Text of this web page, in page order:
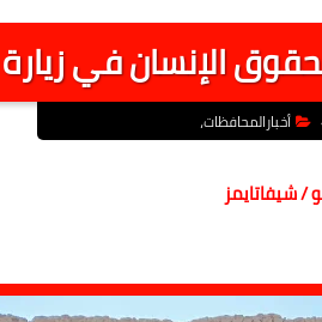
الإنسان في
أخبارالمحافظات،
/ شيفاتايمز